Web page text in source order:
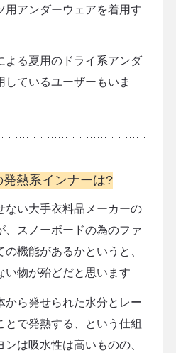
用アンダーウェアを着用す
よる夏用のドライ系アンダ
しているユーザーもいま
熱系インナーは?
ない大手衣料品メーカーの
、スノーボードの為のファ
機能があるかというと、
い物が殆どだと思います
から発せられた水分とレー
とで発熱する、という仕組
は吸水性は高いものの、